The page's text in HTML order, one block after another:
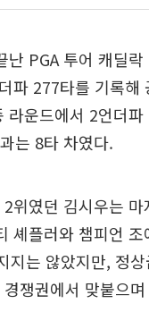
난 PGA 투어 캐딜락
파 277타를 기록해
라운드에서 2언더
는 8타 차였다.
위였던 김시우는
셰플러와 챔피언
지는 않았지만, 정
쟁권에서 맞붙으